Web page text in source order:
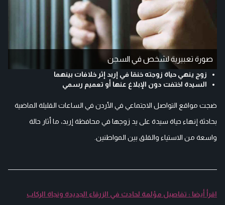
صورة تعبيرية لشخص في السجن
زوج ينهي حياة زوجته خنقا في إربد إثر خلافات بينهما
السيدة اختفت دون الإبلاغ عنها أو تعميم رسمي
ضجت مواقع التواصل الاجتماعي في الأردن في الساعات القليلة الماضية
بحادثة إنهاء حياة سيدة على يد زوجها في محافظة إربد، ما أثار حالة
واسعة من الاستياء والقلق بين المواطنين.
اقرأ أيضا : تفاصيل مؤلمة لحادث في الزرقاء الجديدة ونجاة الركاب